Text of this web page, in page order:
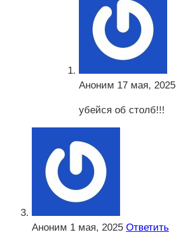
Аноним 17 мая, 2025
убейся об столб!!!
Аноним 1 мая, 2025 Ответить